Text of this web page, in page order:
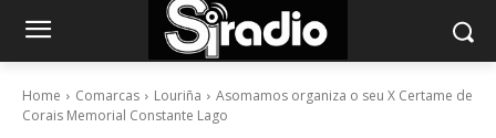
Home Comarcas Louriña
Asomamos organiza o seu X Certame de
Corais Memorial Constante Lago